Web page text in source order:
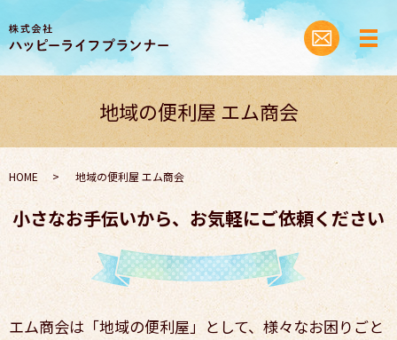
地域の便利屋 エム商会
HOME 地域の便利屋 エム商会
小さなお手伝いから、お気軽にご依頼ください
エム商会は「地域の便利屋」として、様々なお困りごと